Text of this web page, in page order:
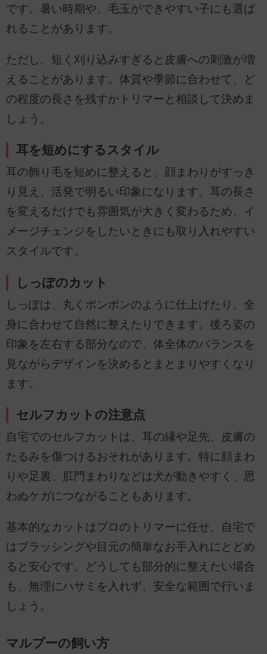
です。暑い時期や、毛玉ができやすい子にも選ば
れることがあります。
ただし、短く刈り込みすぎると皮膚への刺激が増
えることがあります。体質や季節に合わせて、ど
の程度の長さを残すかトリマーと相談して決めま
しょう。
耳を短めにするスタイル
耳の飾り毛を短めに整えると、顔まわりがすっき
り見え、活発で明るい印象になります。耳の長さ
を変えるだけでも雰囲気が大きく変わるため、イ
メージチェンジをしたいときにも取り入れやすい
スタイルです。
しっぽのカット
しっぽは、丸くポンポンのように仕上げたり、全
身に合わせて自然に整えたりできます。後ろ姿の
印象を左右する部分なので、体全体のバランスを
見ながらデザインを決めるとまとまりやすくなり
ます。
セルフカットの注意点
自宅でのセルフカットは、耳の縁や足先、皮膚の
たるみを傷つけるおそれがあります。特に顔まわ
りや足裏、肛門まわりなどは犬が動きやすく、思
わぬケガにつながることもあります。
基本的なカットはプロのトリマーに任せ、自宅で
はブラッシングや目元の簡単なお手入れにとどめ
ると安心です。どうしても部分的に整えたい場合
も、無理にハサミを入れず、安全な範囲で行いま
しょう。
マルプーの飼い方